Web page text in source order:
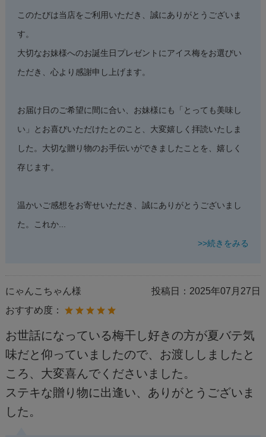
このたびは当店をご利用いただき、誠にありがとうございま
す。
大切なお妹様へのお誕生日プレゼントにアイス梅をお選びい
ただき、心より感謝申し上げます。
お届け日のご希望に間に合い、お妹様にも「とっても美味し
い」とお喜びいただけたとのこと、大変嬉しく拝読いたしま
した。大切な贈り物のお手伝いができましたことを、嬉しく
存じます。
温かいご感想をお寄せいただき、誠にありがとうございまし
た。これか...
>>続きをみる
にゃんこちゃん様 投稿日： 2025年07月27日
おすすめ度：
お世話になっている梅干し好きの方が夏バテ気
味だと仰っていましたので、お渡ししましたと
ころ、大変喜んでくださいました。
ステキな贈り物に出逢い、ありがとうございま
した。